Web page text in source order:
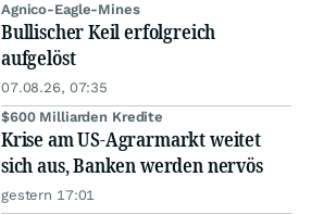
Agnico-Eagle-Mines
Bullischer Keil erfolgreich
aufgelöst
07.08.26, 07:35
$600 Milliarden Kredite
Krise am US-Agrarmarkt weitet
sich aus, Banken werden nervös
gestern 17:01